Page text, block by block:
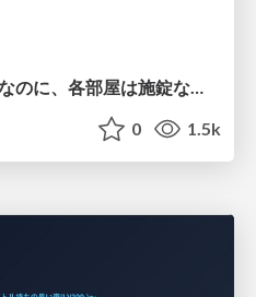
オートロックマンションなのに、各部屋は施錠なし！？ 攻撃者が組織内ネットワークで大暴れする理由 / The Front Door Is Locked, but the Rooms Are Wide Open: Why Attackers Move Freely Inside Enterprise Networks
0 1.5k